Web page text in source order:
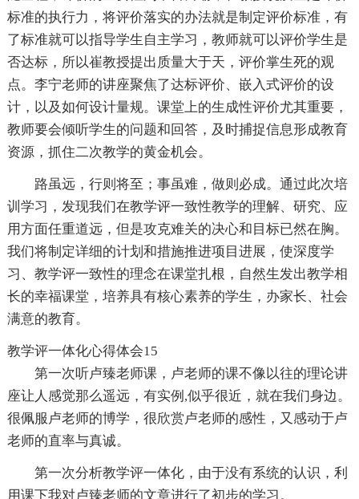
标准的执行力，将评价落实的办法就是制定评价标准，有
了标准就可以指导学生自主学习，教师就可以评价学生是
否达标，所以崔教授提出质量大于天，评价掌生死的观
点。李宁老师的讲座聚焦了达标评价、嵌入式评价的设
计，以及如何设计量规。课堂上的生成性评价尤其重要，
教师要会倾听学生的问题和回答，及时捕捉信息形成教育
资源，抓住二次教学的黄金机会。
路虽远，行则将至；事虽难，做则必成。通过此次培
训学习，发现我们在教学评一致性教学的理解、研究、应
用方面任重道远，但是攻克难关的决心和目标已然在胸。
我们将制定详细的计划和措施推进项目进展，使深度学
习、教学评一致性的理念在课堂扎根，自然生发出教学相
长的幸福课堂，培养具有核心素养的学生，办家长、社会
满意的教育。
教学评一体化心得体会15
第一次听卢臻老师课，卢老师的课不像以往的理论讲
座让人感觉那么遥远，有实例,似乎很近，就在我们身边。
很佩服卢老师的博学，很欣赏卢老师的感性，又感动于卢
老师的直率与真诚。
第一次分析教学评一体化，由于没有系统的认识，利
用课下我对卢臻老师的文章进行了初步的学习。